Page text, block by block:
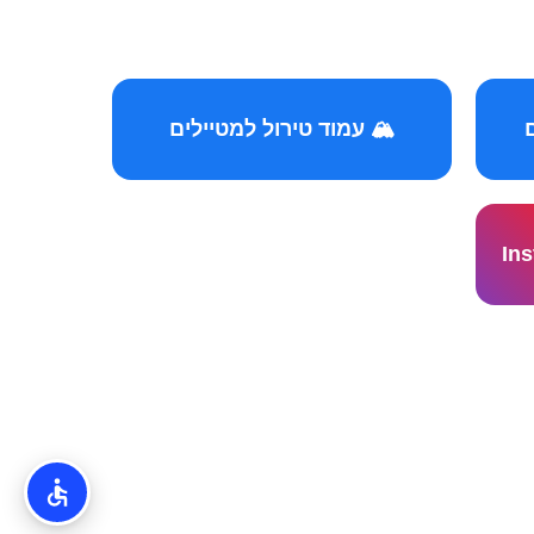
🏔️ עמוד טירול למטיילים